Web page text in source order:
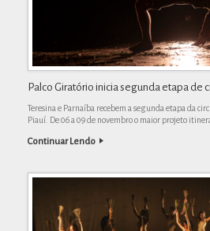
Palco Giratório inicia segunda etapa de
Teresina e Parnaíba recebem a segunda etapa da
Piauí. De 06 a 09 de novembro o maior projeto
Continuar Lendo